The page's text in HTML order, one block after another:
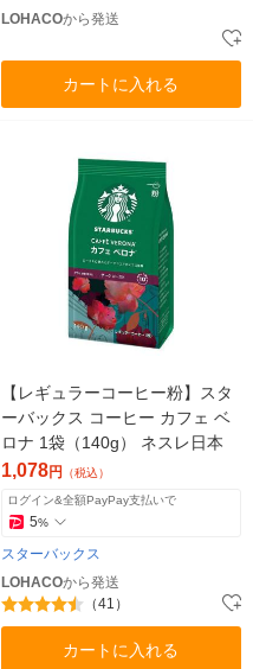
LOHACOから発送
カートに入れる
【レギュラーコーヒー粉】スタ
ーバックス コーヒー カフェ ベ
ロナ 1袋（140g） ネスレ日本
1,078円 （税込）
ログイン&全額PayPay支払いで
5%
スターバックス
LOHACOから発送
（41）
カートに入れる